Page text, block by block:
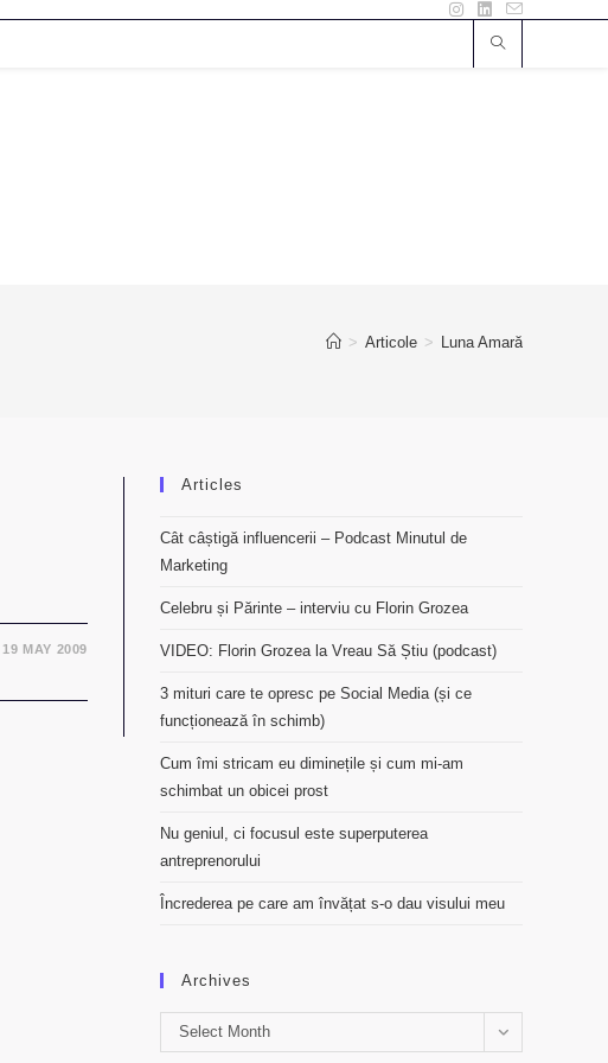
> Articole > Luna Amară
19 MAY 2009
Articles
Cât câștigă influencerii – Podcast Minutul de
Marketing
Celebru și Părinte – interviu cu Florin Grozea
VIDEO: Florin Grozea la Vreau Să Știu (podcast)
3 mituri care te opresc pe Social Media (și ce
funcționează în schimb)
Cum îmi stricam eu diminețile și cum mi-am
schimbat un obicei prost
Nu geniul, ci focusul este superputerea
antreprenorului
Încrederea pe care am învățat s-o dau visului meu
Archives
Archives
Select Month